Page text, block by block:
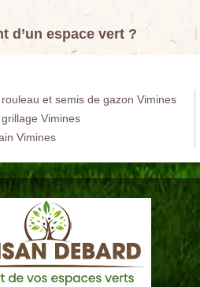
d’un espace vert ?
et semis de gazon Vimines
Vimines
Vimines